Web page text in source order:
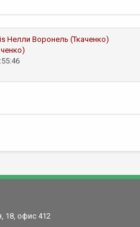
Нелли Воронель (Ткаченко)
18, офис 412